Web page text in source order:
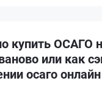
купить ОСАГО
или как
осаго онлайн